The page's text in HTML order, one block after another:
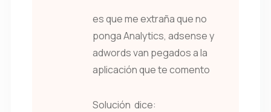
es que me extraña que no
ponga Analytics, adsense y
adwords van pegados a la
aplicación que te comento
Solución dice: